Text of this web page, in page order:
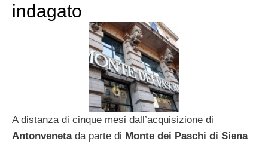
indagato
A distanza di cinque mesi dall’acquisizione di
Antonvenetada parte di Monte dei Paschi di Siena